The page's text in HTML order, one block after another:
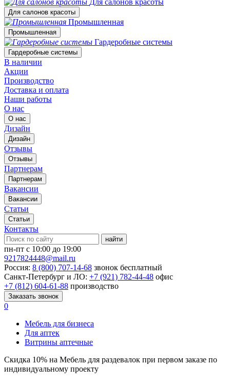
Для салонов красоты
Для салонов красоты
Промышленная
Промышленная
Гардеробные системы
Гардеробные системы
В наличии
Акции
Производство
Доставка и оплата
Наши работы
О нас
О нас
Дизайн
Дизайн
Отзывы
Отзывы
Партнерам
Партнерам
Вакансии
Вакансии
Статьи
Статьи
Контакты
найти
пн-пт с 10:00 до 19:00
9217824448@mail.ru
Россия: 8 (800) 707-14-68 звонок бесплатный
Санкт-Петербург и ЛО: +7 (921) 782-44-48 офис
+7 (812) 604-61-88 производство
Заказать звонок
0
Мебель для бизнеса
Для аптек
Витрины аптечные
Скидка 10% на Мебель для раздевалок при первом заказе по
индивидуальному проекту